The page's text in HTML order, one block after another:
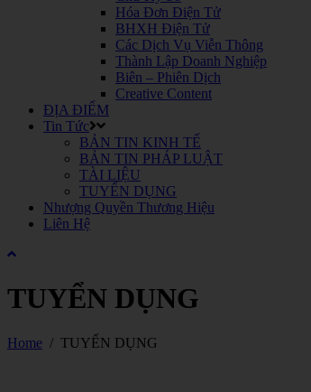
Hóa Đơn Điện Tử
BHXH Điện Tử
Các Dịch Vụ Viễn Thông
Thành Lập Doanh Nghiệp
Biên – Phiên Dịch
Creative Content
ĐỊA ĐIỂM
Tin Tức
BẢN TIN KINH TẾ
BẢN TIN PHÁP LUẬT
TÀI LIỆU
TUYỂN DỤNG
Nhượng Quyền Thương Hiệu
Liên Hệ
TUYỂN DỤNG
Home / TUYỂN DỤNG